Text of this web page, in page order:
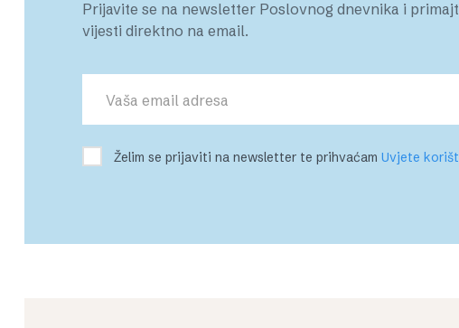
Prijavite se na newsletter Poslovnog dnevnika i
vijesti direktno na email.
Želim se prijaviti na newsletter te prihvaćam Uvjete